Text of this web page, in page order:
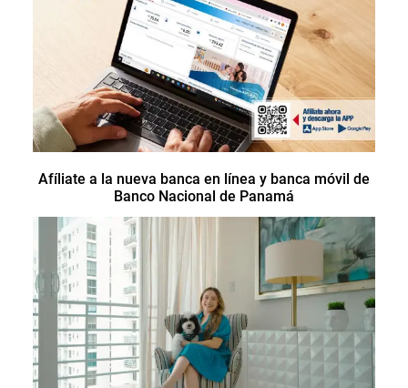
Afíliate a la nueva banca en línea y banca móvil de
Banco Nacional de Panamá